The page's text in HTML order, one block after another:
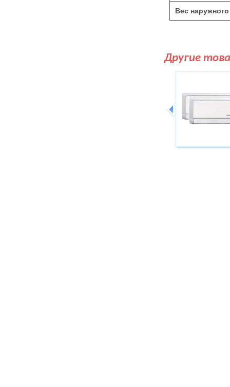
Вес наружного
Другие